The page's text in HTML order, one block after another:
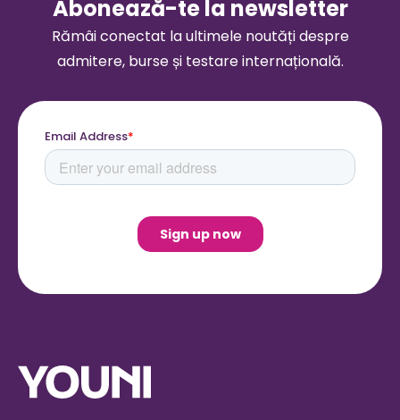
Abonează-te la newsletter
Rămâi conectat la ultimele noutăți despre
admitere, burse și testare internațională.